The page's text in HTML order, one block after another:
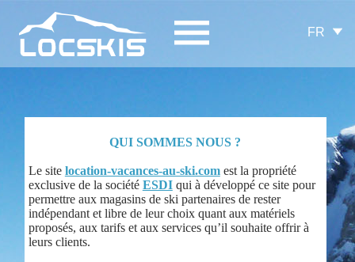
FR
QUI SOMMES NOUS ?
Le site location-vacances-au-ski.comest la propriété
exclusive de la société ESDIqui à développé ce site pour
permettre aux magasins de ski partenaires de rester
indépendant et libre de leur choix quant aux matériels
proposés, aux tarifs et aux services qu’il souhaite offrir à
leurs clients.